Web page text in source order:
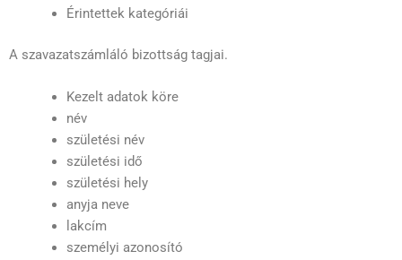
Érintettek kategóriái
A szavazatszámláló bizottság tagjai.
Kezelt adatok köre
név
születési név
születési idő
születési hely
anyja neve
lakcím
személyi azonosító